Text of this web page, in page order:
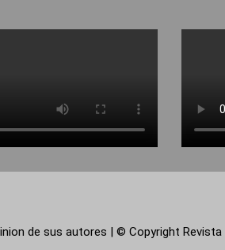
de sus autores | © Copyright Revista